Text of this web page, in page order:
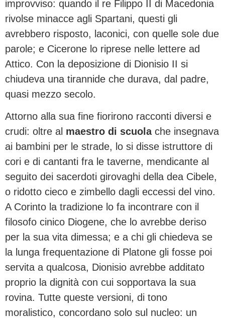
improvviso: quando il re Filippo II di Macedonia
rivolse minacce agli Spartani, questi gli
avrebbero risposto, laconici, con quelle sole due
parole; e Cicerone lo riprese nelle lettere ad
Attico. Con la deposizione di Dionisio II si
chiudeva una tirannide che durava, dal padre,
quasi mezzo secolo.
Attorno alla sua fine fiorirono racconti diversi e
crudi: oltre al maestro di scuolache insegnava
ai bambini per le strade, lo si disse istruttore di
cori e di cantanti fra le taverne, mendicante al
seguito dei sacerdoti girovaghi della dea Cibele,
o ridotto cieco e zimbello dagli eccessi del vino.
A Corinto la tradizione lo fa incontrare con il
filosofo cinico Diogene, che lo avrebbe deriso
per la sua vita dimessa; e a chi gli chiedeva se
la lunga frequentazione di Platone gli fosse poi
servita a qualcosa, Dionisio avrebbe additato
proprio la dignità con cui sopportava la sua
rovina. Tutte queste versioni, di tono
moralistico, concordano solo sul nucleo: un